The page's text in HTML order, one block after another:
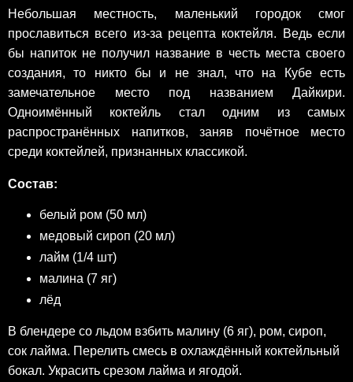
Небольшая местность, маленький городок смог
прославиться всего из-за рецепта коктейля. Ведь если
бы напиток не получил название в честь места своего
создания, то никто бы и не знал, что на Кубе есть
замечательное место под названием Дайкири.
Одноимённый коктейль стал одним из самых
распространённых напитков, заняв почётное место
среди коктейлей, признанных классикой.
Состав:
белый ром (50 мл)
медовый сироп (20 мл)
лайм (1/4 шт)
малина (7 яг)
лёд
В блендере со льдом взбить малину (6 яг), ром, сироп,
сок лайма. Перелить смесь в охлаждённый коктейльный
бокал. Украсить срезом лайма и ягодой.